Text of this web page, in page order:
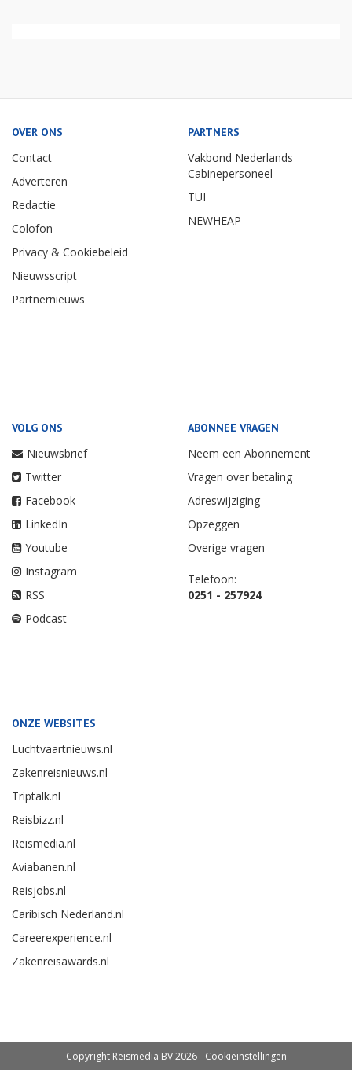
OVER ONS
Contact
Adverteren
Redactie
Colofon
Privacy & Cookiebeleid
Nieuwsscript
Partnernieuws
PARTNERS
Vakbond Nederlands
Cabinepersoneel
TUI
NEWHEAP
VOLG ONS
Nieuwsbrief
Twitter
Facebook
LinkedIn
Youtube
Instagram
RSS
Podcast
ABONNEE VRAGEN
Neem een Abonnement
Vragen over betaling
Adreswijziging
Opzeggen
Overige vragen
Telefoon:
0251 - 257924
ONZE WEBSITES
Luchtvaartnieuws.nl
Zakenreisnieuws.nl
Triptalk.nl
Reisbizz.nl
Reismedia.nl
Aviabanen.nl
Reisjobs.nl
Caribisch Nederland.nl
Careerexperience.nl
Zakenreisawards.nl
Copyright Reismedia BV 2026 - Cookieinstellingen